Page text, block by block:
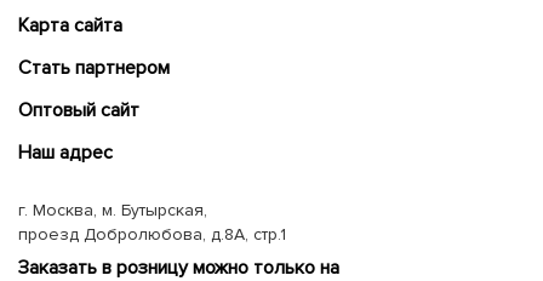
Карта сайта
Cтать партнером
Оптовый сайт
Наш адрес
г. Москва, м. Бутырская,
проезд Добролюбова, д.8А, стр.1
Заказать в розницу можно только на